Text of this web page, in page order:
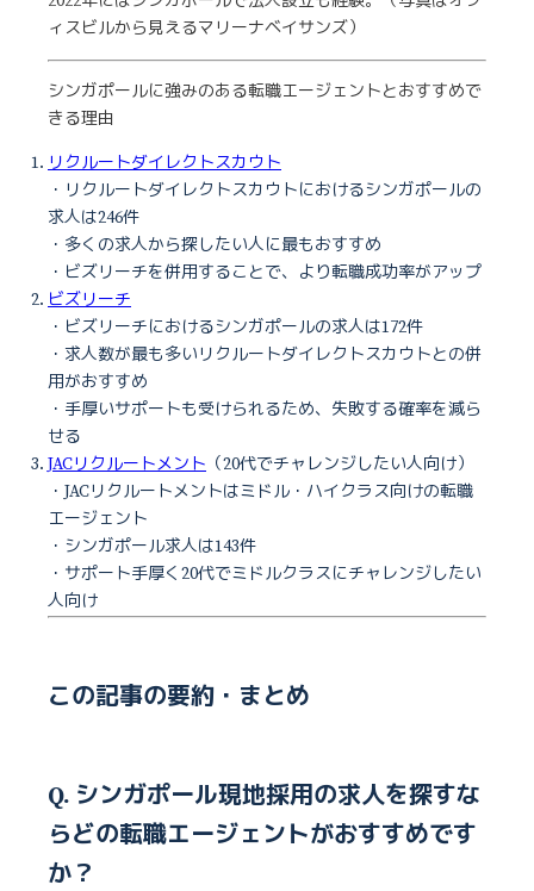
ィスビルから見えるマリーナベイサンズ）
シンガポールに強みのある転職エージェントとおすすめで
きる理由
リクルートダイレクトスカウト
・リクルートダイレクトスカウトにおけるシンガポールの
求人は246件
・多くの求人から探したい人に最もおすすめ
・ビズリーチを併用することで、より転職成功率がアップ
ビズリーチ
・ビズリーチにおけるシンガポールの求人は172件
・求人数が最も多いリクルートダイレクトスカウトとの併
用がおすすめ
・手厚いサポートも受けられるため、失敗する確率を減ら
せる
JACリクルートメント （20代でチャレンジしたい人向け）
・JACリクルートメントはミドル・ハイクラス向けの転職
エージェント
・シンガポール求人は143件
・サポート手厚く20代でミドルクラスにチャレンジしたい
人向け
この記事の要約・まとめ
Q. シンガポール現地採用の求人を探すな
らどの転職エージェントがおすすめです
か？